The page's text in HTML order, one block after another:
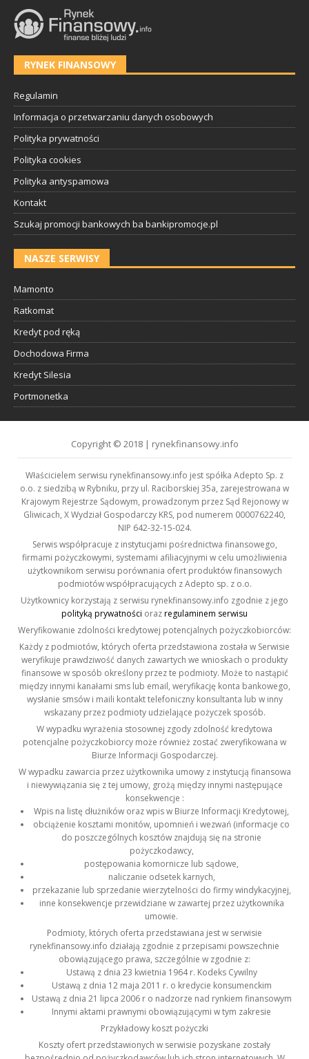
RYNEK FINANSOWY
Regulamin
Informacja o przetwarzaniu danych osobowych
Polityka prywatności
Polityka cookies
Polityka antyspamowa
Kontakt
Szukaj promocji bankowych ba bankipromocje.pl
NASZE SERWISY
Mamonto
Ratkomat
Kredyt pod ręką
Dochodowa Firma
Kredyt Silesia
Portmonetka
Copyright © 2018 | rynekfinansowy.info
Właścicielem serwisu rynekfinansowy.info jest spółka Adepto Sp. z
o.o. z siedzibą w Rybniku, przy ul. Raciborskiej 35a, zarejestrowana w
Krajowym Rejestrze Sądowym, prowadzonym przez Sąd Rejonowy w
Gliwicach, X Wydział Gospodarczy KRS, pod numerem 0000762240,
NIP 642-32-15-024.
Serwis współpracuje z instytucjami pośrednictwa finansowego,
firmami pożyczkowymi, systemami afiliacyjnymi w celu umożliwienia
użytkownikom serwisu porównania ofert produktów finansowych
podmiotów współpracujących z Adepto sp. z o.o.
Użytkownicy korzystają z serwisu rynekfinansowy.info zgodnie z jego
polityką prywatności orazregulaminem serwisu
Weryfikowanie zdolności kredytowej potencjalnych pożyczkobiorców:
Każdy z podmiotów, których oferta przedstawiona została w Serwisie
weryfikuje prawdziwość danych zawartych we wnioskach o produkty
finansowe w sposób określony przez te podmioty. Może to nastąpić
między innymi kanałami sms lub email, weryfikację konta bankowego,
wysłanie smsów i maili kontakt telefoniczny konsultanta lub w inny
wskazany przez podmioty udzielające pożyczek sposób.
W wypadku wyrażenia stosownej zgody zdolność kredytowa
potencjalne pożyczkobiorcy może również zostać zweryfikowana w
Biurze Informacji Gospodarczej.
W wypadku zawarcia przez użytkownika umowy z instytucją finansowa
i niewywiązania się z tej umowy, grożą między innymi następujące
konsekwencje :
Wpis na listę dłużników oraz wpis w Biurze Informacji Kredytowej,
obciążenie kosztami monitów, upomnień i wezwań (informacje co
do poszczególnych kosztów znajdują się na stronie
pożyczkodawcy,
postępowania komornicze lub sądowe,
naliczanie odsetek karnych,
przekazanie lub sprzedanie wierzytelności do firmy windykacyjnej,
inne konsekwencje przewidziane w zawartej przez użytkownika
umowie.
Podmioty, których oferta przedstawiana jest w serwisie
rynekfinansowy.info działają zgodnie z przepisami powszechnie
obowiązującego prawa, szczególnie w zgodnie z:
Ustawą z dnia 23 kwietnia 1964 r. Kodeks Cywilny
Ustawą z dnia 12 maja 2011 r. o kredycie konsumenckim
Ustawą z dnia 21 lipca 2006 r o nadzorze nad rynkiem finansowym
Innymi aktami prawnymi obowiązującymi w tym zakresie
Przykładowy koszt pożyczki
Koszty ofert przedstawionych w serwisie pozyskane zostały